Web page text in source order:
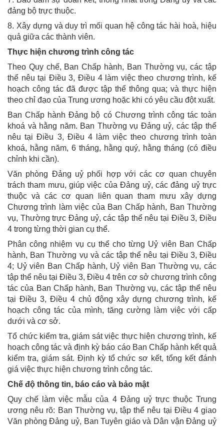
đảng bộ trực thuộc.
8. Xây dựng và duy trì mối quan hệ công tác hài hoà, hiệu
quả giữa các thành viên.
Thực hiện chương trình công tác
Theo Quy chế, Ban Chấp hành, Ban Thường vụ, các tập
thể nêu tại Điều 3, Điều 4 làm việc theo chương trình, kế
hoạch công tác đã được tập thể thông qua; và thực hiện
theo chỉ đạo của Trung ương hoặc khi có yêu cầu đột xuất.
Ban Chấp hành Đảng bộ có Chương trình công tác toàn
khoá và hằng năm. Ban Thường vụ Đảng uỷ, các tập thể
nêu tại Điều 3, Điều 4 làm việc theo chương trình toàn
khoá, hằng năm, 6 tháng, hằng quý, hằng tháng (có điều
chỉnh khi cần).
Văn phòng Đảng uỷ phối hợp với các cơ quan chuyên
trách tham mưu, giúp việc của Đảng uỷ, các đảng uỷ trực
thuộc và các cơ quan liên quan tham mưu xây dựng
Chương trình làm việc của Ban Chấp hành, Ban Thường
vụ, Thường trực Đảng uỷ, các tập thể nêu tại Điều 3, Điều
4 trong từng thời gian cụ thể.
Phân công nhiệm vụ cụ thể cho từng Uỷ viên Ban Chấp
hành, Ban Thường vụ và các tập thể nêu tại Điều 3, Điều
4; Uỷ viên Ban Chấp hành, Uỷ viên Ban Thường vụ, các
tập thể nêu tại Điều 3, Điều 4 trên cơ sở chương trình công
tác của Ban Chấp hành, Ban Thường vụ, các tập thể nêu
tại Điều 3, Điều 4 chủ động xây dựng chương trình, kế
hoạch công tác của mình, tăng cường làm việc với cấp
dưới và cơ sở.
Tổ chức kiểm tra, giám sát việc thực hiện chương trình, kế
hoạch công tác và định kỳ báo cáo Ban Chấp hành kết quả
kiểm tra, giám sát. Định kỳ tổ chức sơ kết, tổng kết đánh
giá việc thực hiện chương trình công tác.
Chế độ thông tin, báo cáo và bảo mật
Quy chế làm việc mẫu của 4 Đảng uỷ trực thuộc Trung
ương nêu rõ: Ban Thường vụ, tập thể nêu tại Điều 4 giao
Văn phòng Đảng uỷ, Ban Tuyên giáo và Dân vận Đảng uỷ